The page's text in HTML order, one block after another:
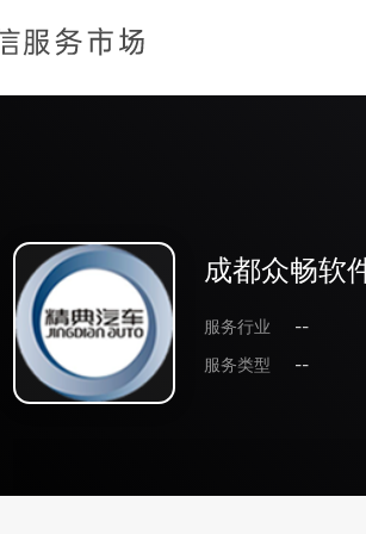
成都众畅软
服务行业
--
服务类型
--